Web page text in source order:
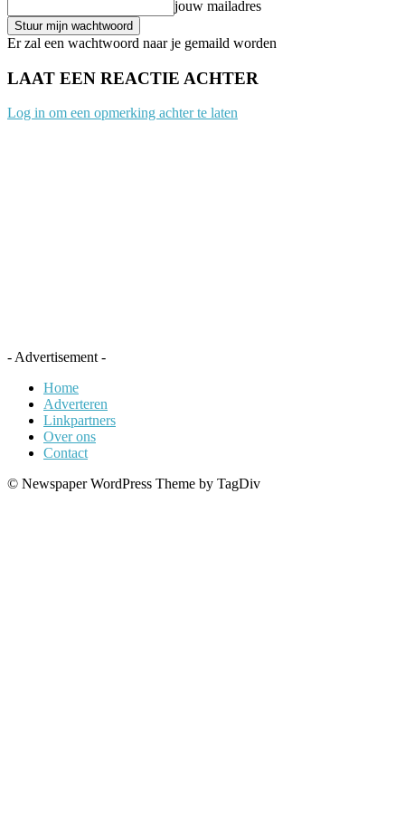
jouw mailadres
Er zal een wachtwoord naar je gemaild worden
LAAT EEN REACTIE ACHTER
Log in om een opmerking achter te laten
- Advertisement -
Home
Adverteren
Linkpartners
Over ons
Contact
© Newspaper WordPress Theme by TagDiv